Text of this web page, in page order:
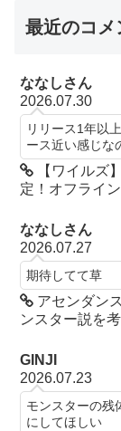
最近のコメ
ななしさん
2026.07.30
リリース1年以
ース近い感じな
【ワイルズ
定！オフライ
ななしさん
2026.07.27
期待してて草
アセンダン
ンスター説を考
GINJI
2026.07.23
モンスターの残
にしてほしい